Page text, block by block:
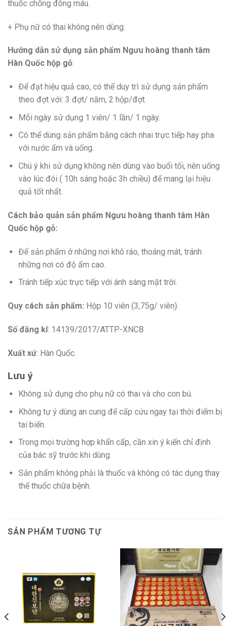
thuốc chống đông máu.
+ Phụ nữ có thai không nên dùng.
Hướng dẫn sử dụng sản phẩm Ngưu hoàng thanh tâm
Hàn Quốc hộp gỗ:
Để đạt hiệu quả cao, có thể duy trì sử dụng sản phẩm
theo đợt với: 3 đợt/ năm, 2 hộp/đợt.
Mỗi ngày sử dụng 1 viên/ 1 lần/ 1 ngày.
Có thể dùng sản phẩm bằng cách nhai trực tiếp hay pha
với nước ấm và uống.
Chú ý khi sử dụng không nên dùng vào buổi tối, nên uống
vào lúc đói ( 10h sáng hoặc 3h chiều) để mang lại hiệu
quả tốt nhất.
Cách bảo quản sản phẩm Ngưu hoàng thanh tâm Hàn
Quốc hộp gỗ:
Để sản phẩm ở những nơi khô ráo, thoáng mát, tránh
những nơi có độ ẩm cao.
Tránh tiếp xúc trực tiếp với ánh sáng mặt trời.
Quy cách sản phẩm: Hộp 10 viên (3,75g/ viên).
Số đăng kí: 14139/2017/ATTP-XNCB
Xuất xứ: Hàn Quốc.
Lưu ý
Không sử dụng cho phụ nữ có thai và cho con bú.
Không tự ý dùng an cung để cấp cứu ngay tại thời điểm bị
tai biến.
Trong mọi trường hợp khẩn cấp, cần xin ý kiến chỉ định
của bác sỹ trước khi dùng.
Sản phẩm không phải là thuốc và không có tác dụng thay
thế thuốc chữa bệnh.
SẢN PHẨM TƯƠNG TỰ